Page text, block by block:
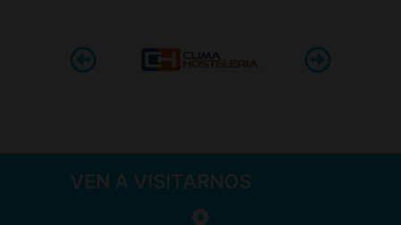
VEN A VISITARNOS